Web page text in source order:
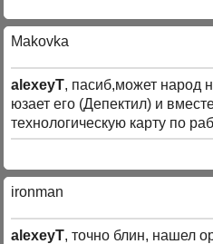
Makovka
alexeyT, пасиб,может народ
юзает его (Депектил) и
технологическую карту по
ironman
alexeyT, точно блин, нашел